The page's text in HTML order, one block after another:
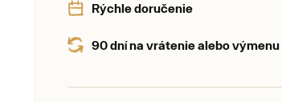
Rýchle doručenie
90 dní na vrátenie alebo výmenu